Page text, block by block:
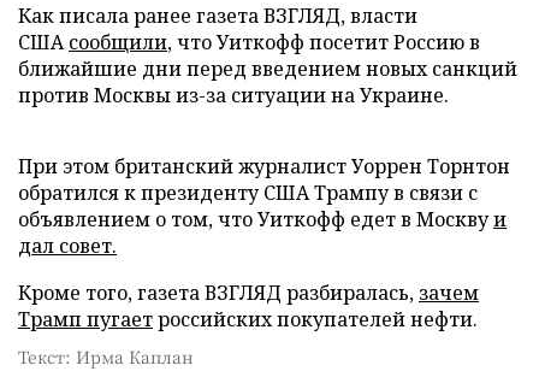
Как писала ранее газета ВЗГЛЯД, власти
СШАсообщили, что Уиткофф посетит Россию в
ближайшие дни перед введением новых санкций
против Москвы из-за ситуации на Украине.
При этом британский журналист Уоррен Торнтон
обратился к президенту США Трампу в связи с
объявлением о том, что Уиткофф едет в Москвуи
дал совет.
Кроме того, газета ВЗГЛЯД разбиралась, зачем
Трамп пугаетроссийских покупателей нефти.
Текст: Ирма Каплан